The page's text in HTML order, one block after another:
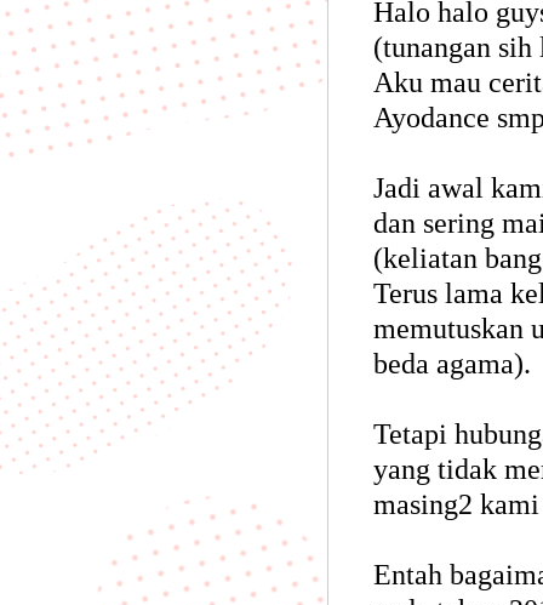
Halo halo
(tunangan
Aku mau
Ayodance
Jadi awal
dan sering
(keliatan
Terus lama
memutuskan
beda agama).
Tetapi
yang tidak
masing2
Entah